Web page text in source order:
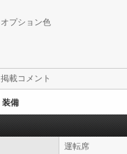
オプション色
掲載コメント
装備
運転席